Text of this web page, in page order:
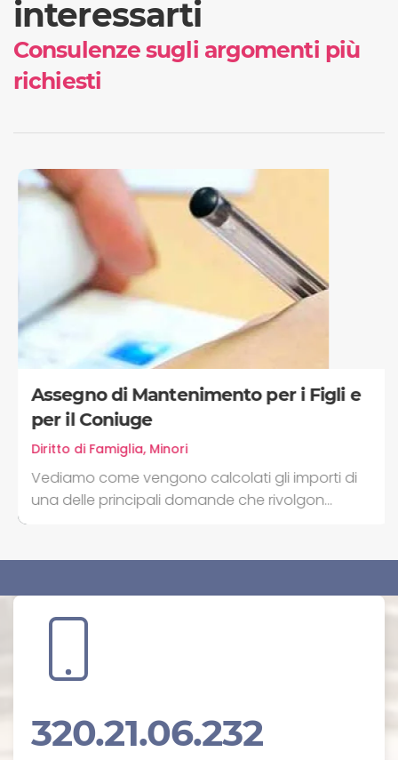
interessarti
Consulenze sugli argomenti più
richiesti
Assegno di Mantenimento per i Figli e
per il Coniuge
Diritto di Famiglia, Minori
Vediamo come vengono calcolati gli importi di
una delle principali domande che rivolgon...
320.21.06.232